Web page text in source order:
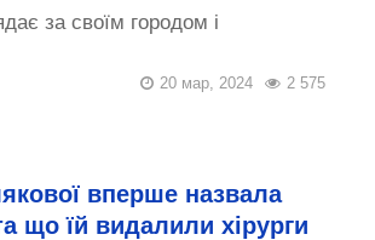
за своїм городом і
2 575
20 мар, 2024
вперше назвала
що їй видалили хірурги